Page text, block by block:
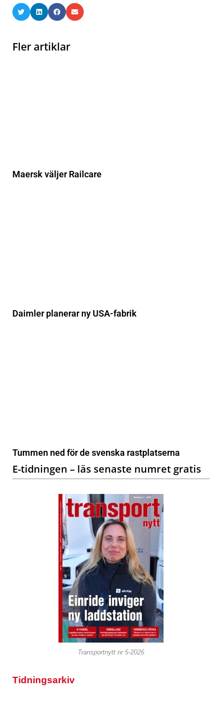
Fler artiklar
Maersk väljer Railcare
Daimler planerar ny USA-fabrik
Tummen ned för de svenska rastplatserna
E-tidningen – läs senaste numret gratis
Transportnytt nr 5-2026
Tidningsarkiv